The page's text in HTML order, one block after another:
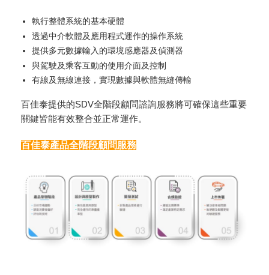
執行整體系統的基本硬體
透過中介軟體及應用程式運作的操作系統
提供多元數據輸入的環境感應器及偵測器
與駕駛及乘客互動的使用介面及控制
有線及無線連接，實現數據與軟體無縫傳輸
百佳泰提供的SDV全階段顧問諮詢服務將可確保這些重要
關鍵皆能有效整合並正常運作。
百佳泰產品全階段顧問服務